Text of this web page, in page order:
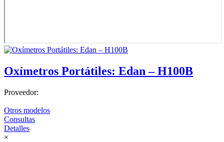
Oxímetros Portátiles: Edan – H100B
Proveedor:
Otros modelos
Consultas
Detalles
×